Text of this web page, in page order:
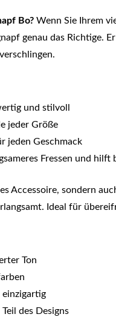
Bo? Wenn Sie Ihrem
genau das Richtige.
und stilvoll
jeder Größe
jeden Geschmack
Fressen und hilft
Accessoire, sondern
Ideal für
Ton
des Designs